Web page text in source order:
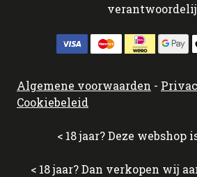
Algemene voorwaarden -
Cookiebeleid
< 18 jaar? Deze webshop
< 18 jaar? Dan verkopen wij